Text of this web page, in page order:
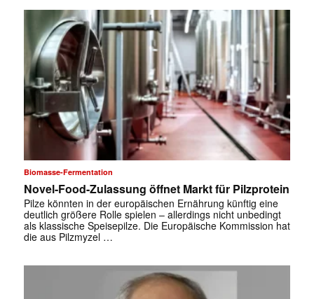
Biomasse-Fermentation
Novel-Food-Zulassung öffnet Markt für Pilzprotein
Pilze könnten in der europäischen Ernährung künftig eine
deutlich größere Rolle spielen – allerdings nicht unbedingt
als klassische Speisepilze. Die Europäische Kommission hat
die aus Pilzmyzel …